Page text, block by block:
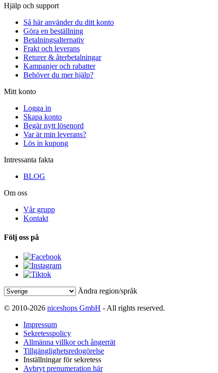
Hjälp och support
Så här använder du ditt konto
Göra en beställning
Betalningsalternativ
Frakt och leverans
Returer & återbetalningar
Kampanjer och rabatter
Behöver du mer hjälp?
Mitt konto
Logga in
Skapa konto
Begär nytt lösenord
Var är min leverans?
Lös in kupong
Intressanta fakta
BLOG
Om oss
Vår grupp
Kontakt
Följ oss på
Ändra region/språk
© 2010-2026 niceshops GmbH - All rights reserved.
Impressum
Sekretesspolicy
Allmänna villkor och ångerrät
Tillgänglighetsredogörelse
Inställningar för sekretess
Avbryt prenumeration här